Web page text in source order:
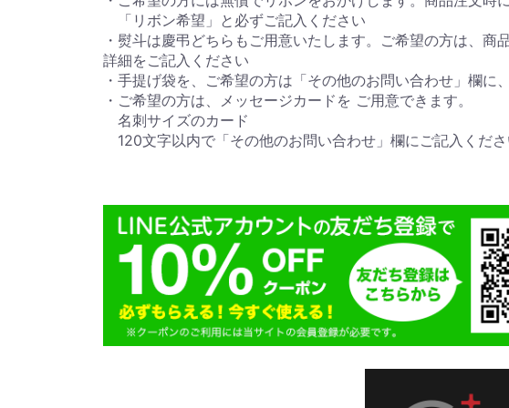
「リボン希望」と必ずご記入ください
・熨斗は慶弔どちらもご用意いたします。ご希望の方は、
詳細をご記入ください
・手提げ袋を、ご希望の方は「その他のお問い合わせ」欄
・ご希望の方は、メッセージカードを ご用意できます。
名刺サイズのカード
120文字以内で「その他のお問い合わせ」欄にご記入くだ